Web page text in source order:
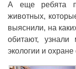
А еще ребята
животных,
выяснили, на
обитают,
экологии и